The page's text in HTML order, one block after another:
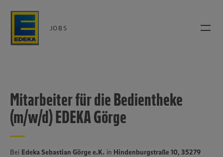
JOBS
Mitarbeiter für die Bedientheke
(m/w/d) EDEKA Görge
Bei Edeka Sebastian Görge e.K. in Hindenburgstraße 10, 35279